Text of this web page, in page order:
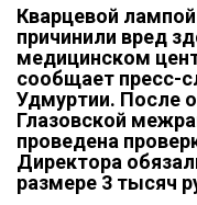
Кварцевой
причинили вред
медицинском
сообщает пресс-
Удмуртии. После
Глазовской
проведена
Директора
размере 3 тысяч